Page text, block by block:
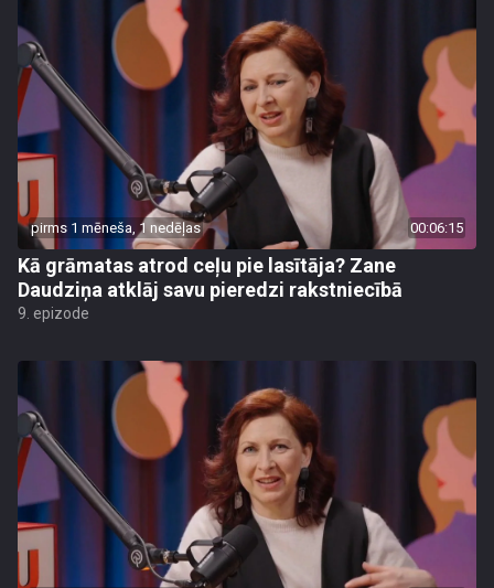
pirms 1 mēneša, 1 nedēļas 00:06:15
Kā grāmatas atrod ceļu pie lasītāja? Zane
Daudziņa atklāj savu pieredzi rakstniecībā
9. epizode